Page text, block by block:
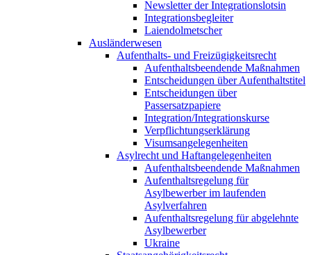
Newsletter der Integrationslotsin
Integrationsbegleiter
Laiendolmetscher
Ausländerwesen
Aufenthalts- und Freizügigkeitsrecht
Aufenthaltsbeendende Maßnahmen
Entscheidungen über Aufenthaltstitel
Entscheidungen über
Passersatzpapiere
Integration/Integrationskurse
Verpflichtungserklärung
Visumsangelegenheiten
Asylrecht und Haftangelegenheiten
Aufenthaltsbeendende Maßnahmen
Aufenthaltsregelung für
Asylbewerber im laufenden
Asylverfahren
Aufenthaltsregelung für abgelehnte
Asylbewerber
Ukraine